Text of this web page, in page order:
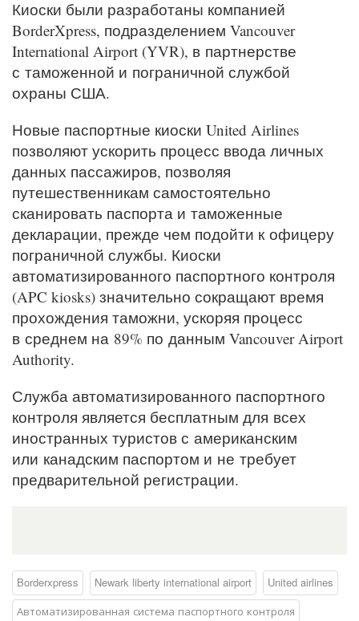
Киоски были разработаны компанией
BorderXpress, подразделением Vancouver
International Airport (YVR), в партнерстве
с таможенной и пограничной службой
охраны США.
Новые паспортные киоски United Airlines
позволяют ускорить процесс ввода личных
данных пассажиров, позволяя
путешественникам самостоятельно
сканировать паспорта и таможенные
декларации, прежде чем подойти к офицеру
пограничной службы. Киоски
автоматизированного паспортного контроля
(APC kiosks) значительно сокращают время
прохождения таможни, ускоряя процесс
в среднем на 89% по данным Vancouver Airport
Authority.
Служба автоматизированного паспортного
контроля является бесплатным для всех
иностранных туристов с американским
или канадским паспортом и не требует
предварительной регистрации.
Borderxpress Newark liberty international airport
United airlines
Автоматизированная система паспортного контроля